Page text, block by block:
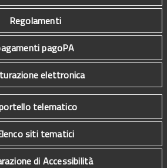
Regolamenti
pagoPA
elettronica
telematico
siti tematici
di Accessibilità